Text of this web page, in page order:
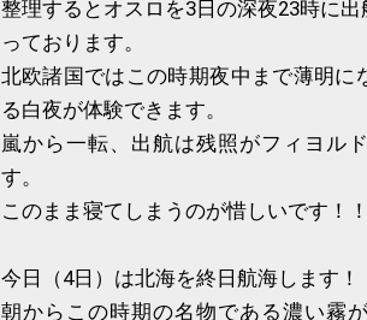
整理するとオスロを3日の深夜23時に
っております。
北欧諸国ではこの時期夜中まで薄明に
る白夜が体験できます。
嵐から一転、出航は残照がフィヨル
す。
このまま寝てしまうのが惜しいです！
今日（4日）は北海を終日航海します！
朝からこの時期の名物である濃い霧